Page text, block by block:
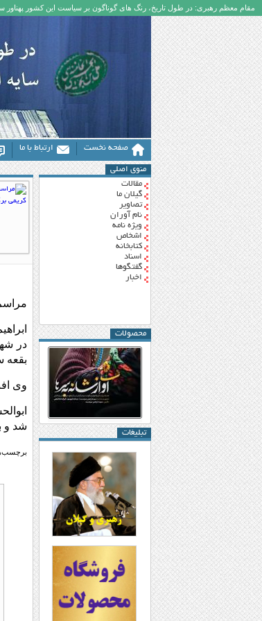
مقام معظم رهبری: در طول تاریخ، رنگ های گوناگون بر سیاست این کشور پهناور
صفحه نخست ارتباط با ما
منوی اصلی
مقالات
گیلان ما
تصاویر
نام آوران
ویژه نامه
اشخاص
کتابخانه
اسناد
گفتگوها
اخبار
محصولات
تبلیغات
در
بقعه
وی
شد و